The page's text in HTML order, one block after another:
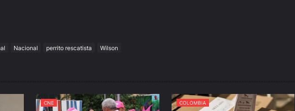
Nacional perrito rescatista Wilson
CNE COLOMBIA